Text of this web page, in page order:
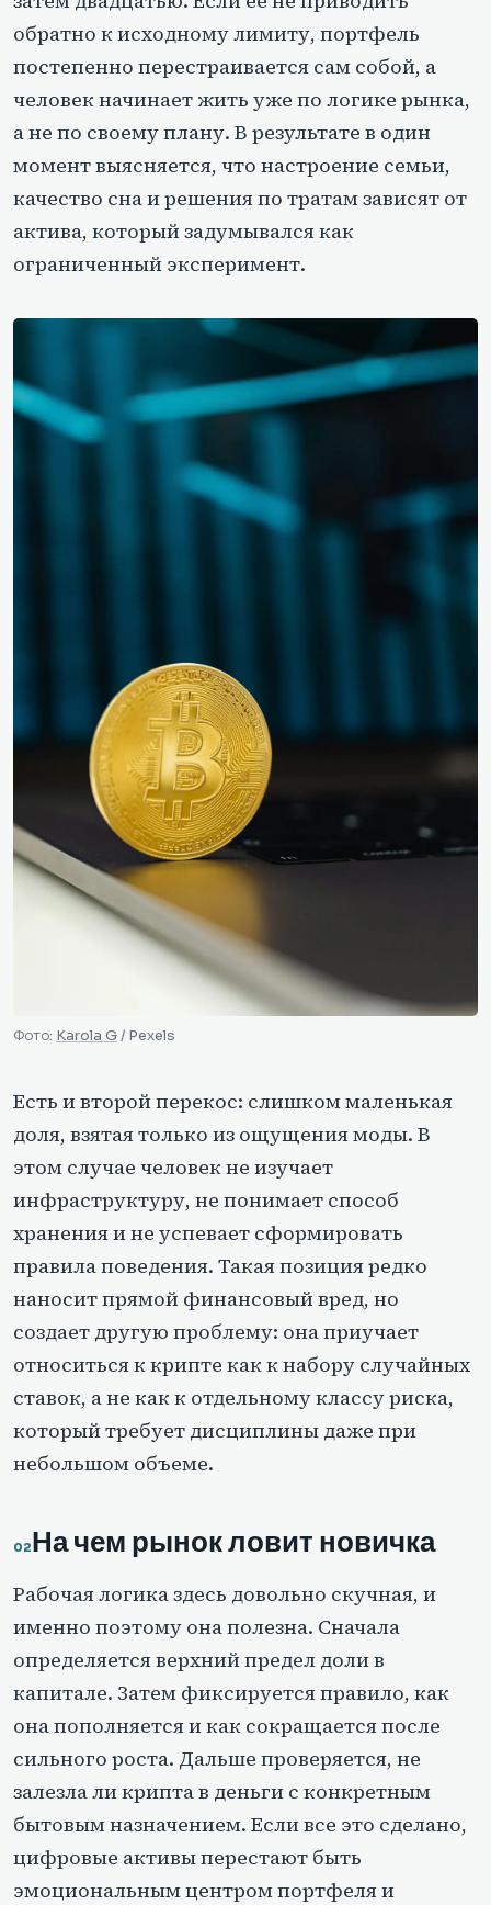
обратно к исходному лимиту, портфель
постепенно перестраивается сам собой, а
человек начинает жить уже по логике рынка,
а не по своему плану. В результате в один
момент выясняется, что настроение семьи,
качество сна и решения по тратам зависят от
актива, который задумывался как
ограниченный эксперимент.
Фото: Karola G/ Pexels
Есть и второй перекос: слишком маленькая
доля, взятая только из ощущения моды. В
этом случае человек не изучает
инфраструктуру, не понимает способ
хранения и не успевает сформировать
правила поведения. Такая позиция редко
наносит прямой финансовый вред, но
создает другую проблему: она приучает
относиться к крипте как к набору случайных
ставок, а не как к отдельному классу риска,
который требует дисциплины даже при
небольшом объеме.
На чем рынок ловит новичка
Рабочая логика здесь довольно скучная, и
именно поэтому она полезна. Сначала
определяется верхний предел доли в
капитале. Затем фиксируется правило, как
она пополняется и как сокращается после
сильного роста. Дальше проверяется, не
залезла ли крипта в деньги с конкретным
бытовым назначением. Если все это сделано,
цифровые активы перестают быть
эмоциональным центром портфеля и